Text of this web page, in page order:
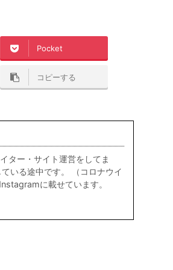
Pocket
コピーする
ター・サイト運営をしてま
いる途中です。 （コロナウイ
に載せています。